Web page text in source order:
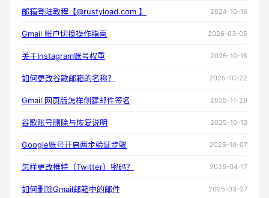
邮箱登陆教程【@rustyload.com 】 2024-10-16
Gmail 账户切换操作指南 2026-03-05
关于Instagram账号权重 2025-10-18
如何更改谷歌邮箱的名称？ 2025-10-22
Gmail 网页版怎样创建邮件签名 2025-11-28
谷歌账号删除与恢复说明 2025-10-13
Google账号开启两步验证步骤 2025-10-07
怎样更改推特（Twitter）密码？ 2025-04-17
如何删除Gmail邮箱中的邮件 2025-03-27